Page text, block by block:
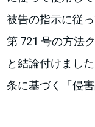
被告の指示に従
第 721 号の方法
と結論付けまし
条に基づく「侵